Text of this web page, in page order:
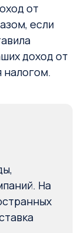
от
если
доход от
налогом.
На